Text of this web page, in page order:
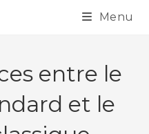
Menu
entre le
et le